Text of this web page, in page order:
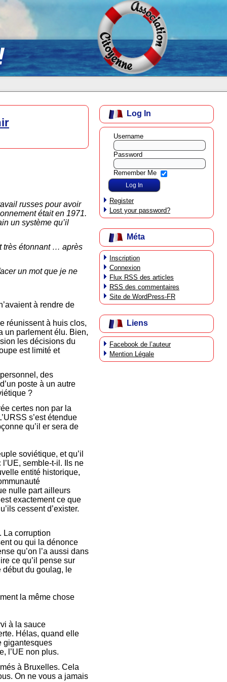
russes pour avoir
était en 1971.
un système qu’il
très étonnant … après
un mot que je ne
à rendre de
réunissent à huis clos,
un parlement élu. Bien,
les décisions du
est limité et
des
poste à un autre
?
certes non par la
s’est étendue
qu’il er sera de
soviétique, et qu’il
semble-t-il. Ils ne
entité historique,
nulle part ailleurs
exactement ce que
cessent d’exister.
La corruption
ou qui la dénonce
qu’on l’a aussi dans
ce qu’il pense sur
début du goulag, le
la même chose
à la sauce
Hélas, quand elle
gigantesques
l’UE non plus.
à Bruxelles. Cela
On ne vous a jamais
Log In
Username
Password
Remember Me
Register
Lost your password?
Méta
Inscription
Connexion
Flux RSS des articles
RSS des commentaires
Site de WordPress-FR
Liens
Facebook de l’auteur
Mention Légale